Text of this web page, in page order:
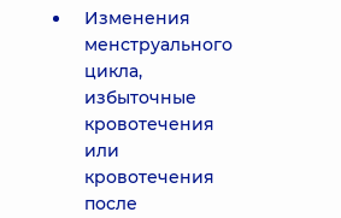
Изменения
менструального
цикла,
избыточные
кровотечения
или
кровотечения
после